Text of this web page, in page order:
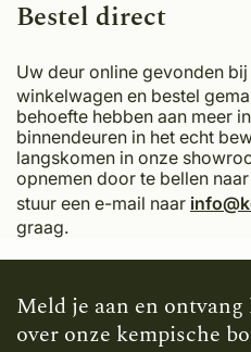
Bestel direct
Uw deur online gevonden bij
winkelwagen en bestel
behoefte hebben aan meer
binnendeuren in het echt
langskomen in onze
opnemen door te bellen
stuur een e-mail naar
graag.
Meld je aan en
over onze kempische